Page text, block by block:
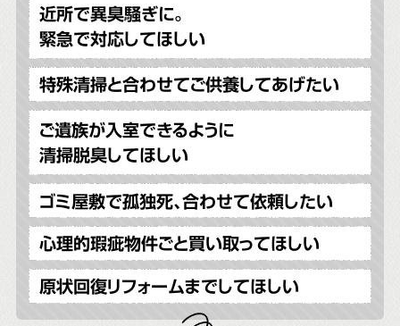
近所で異臭騒ぎに。
緊急で対応してほしい
特殊清掃と合わせてご供養してあげたい
ご遺族が入室できるように
清掃脱臭してほしい
ゴミ屋敷で孤独死、合わせて依頼したい
心理的瑕疵物件ごと買い取ってほしい
原状回復リフォームまでしてほしい